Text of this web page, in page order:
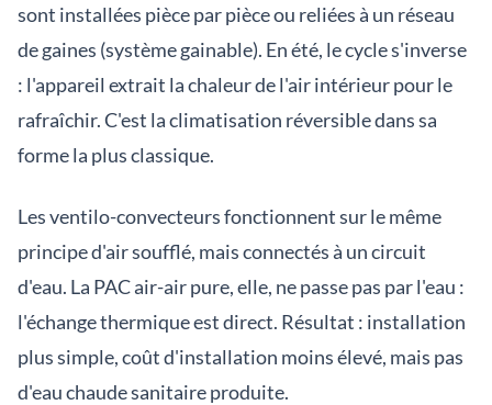
sont installées pièce par pièce ou reliées à un réseau
de gaines (système gainable). En été, le cycle s'inverse
: l'appareil extrait la chaleur de l'air intérieur pour le
rafraîchir. C'est la climatisation réversible dans sa
forme la plus classique.
Les ventilo-convecteurs fonctionnent sur le même
principe d'air soufflé, mais connectés à un circuit
d'eau. La PAC air-air pure, elle, ne passe pas par l'eau :
l'échange thermique est direct. Résultat : installation
plus simple, coût d'installation moins élevé, mais pas
d'eau chaude sanitaire produite.